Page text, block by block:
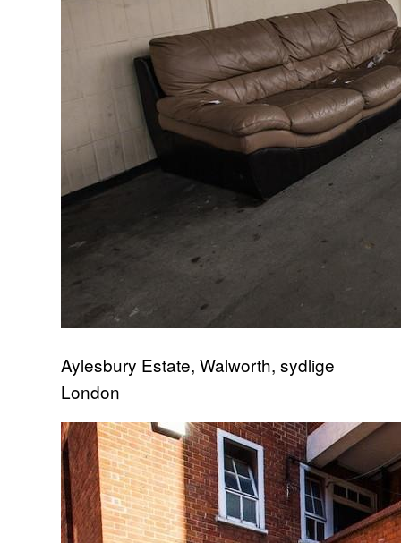
Aylesbury Estate, Walworth, sydlige
London